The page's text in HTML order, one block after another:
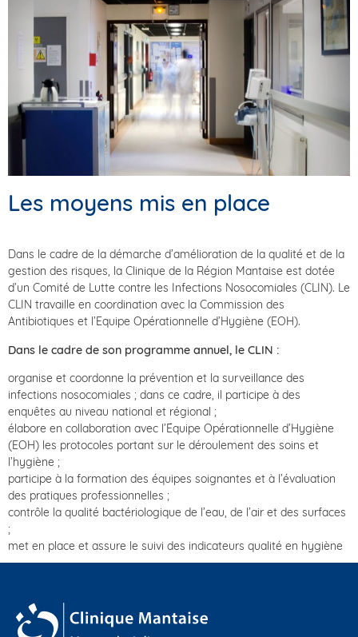
Les moyens mis en place
Dans le cadre de la démarche d’amélioration de la qualité et de la
gestion des risques, la Clinique de la Région Mantaise est dotée
d’un Comité de Lutte contre les Infections Nosocomiales (CLIN). Le
CLIN travaille en coordination avec la Commission des
Antibiotiques et l’Equipe Opérationnelle d’Hygiène (EOH).
Dans le cadre de son programme annuel, le CLIN :
organise et coordonne la prévention et la surveillance des
infections nosocomiales ; dans ce cadre, il participe à des
enquêtes au niveau national et régional ;
élabore en collaboration avec l’Équipe Opérationnelle d’Hygiène
(EOH) les protocoles portant sur le déroulement des soins et
l’hygiène ;
participe à la formation des équipes soignantes et à l’évaluation
des pratiques professionnelles ;
contrôle la qualité bactériologique de l’eau, de l’air et des surfaces
;
met en place et assure le suivi des indicateurs qualité en hygiène